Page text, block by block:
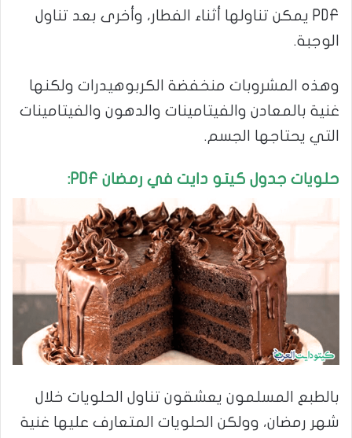
PDF يمكن تناولها أثناء الفطار، وأخرى بعد تناول
الوجبة.
وهذه المشروبات منخفضة الكربوهيدرات ولكنها
غنية بالمعادن والفيتامينات والدهون والفيتامينات
التي يحتاجها الجسم.
حلويات جدول كيتو دايت في رمضان PDF
:
بالطبع المسلمون يعشقون تناول الحلويات خلال
شهر رمضان، وولكن الحلويات المتعارف عليها غنية